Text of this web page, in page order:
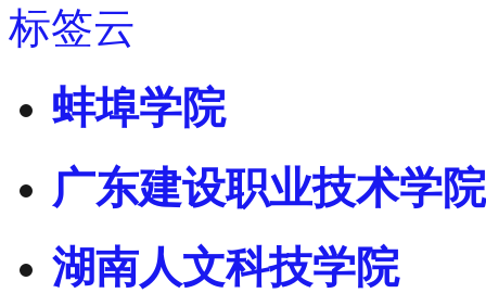
标签云
蚌埠学院
广东建设职业技术学院
湖南人文科技学院